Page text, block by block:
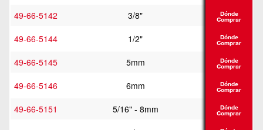
49-66-5142
3/8"
49-66-5144
1/2"
49-66-5145
5mm
49-66-5146
6mm
49-66-5151
5/16" - 8mm
Dónde
Comprar
Dónde
Comprar
Dónde
Comprar
Dónde
Comprar
Dónde
Comprar